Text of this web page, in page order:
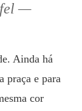
praça e para
cor